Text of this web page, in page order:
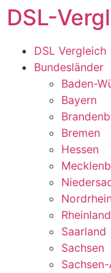
DSL-
DSL Vergleich
Bundesländer
Baden-
Bayern
Bremen
Hessen
Saarland
Sachsen